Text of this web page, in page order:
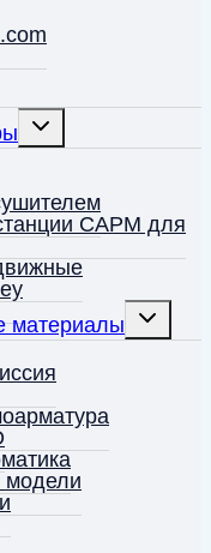
Переключить
CAPM для
материалы
модели